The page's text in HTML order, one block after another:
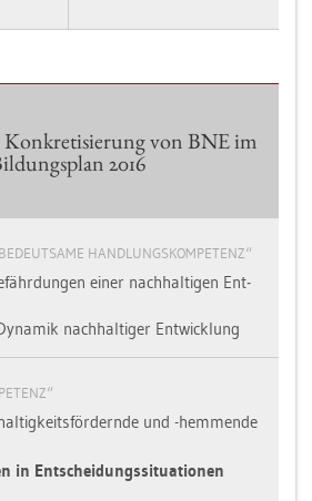
von BNE im
2016
HAND­LUNGS­KOM­PE­TENZ“
einer nach­hal­ti­gen Ent­
nach­hal­ti­ger Ent­wick­lung
und -hem­men­de
in Ent­schei­dungs­si­tua­tio­nen